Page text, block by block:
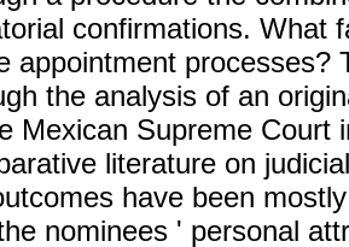
confirmations. What
appointment processes?
the analysis of an
Mexican Supreme Court
literature on
have been
nominees ' personal